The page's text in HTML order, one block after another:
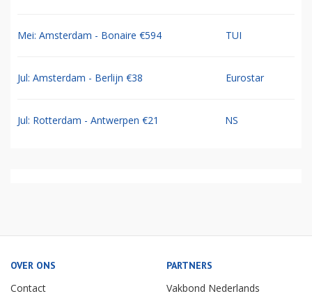
Mei: Amsterdam - Bonaire €594 TUI
Jul: Amsterdam - Berlijn €38 Eurostar
Jul: Rotterdam - Antwerpen €21 NS
OVER ONS
Contact
PARTNERS
Vakbond Nederlands